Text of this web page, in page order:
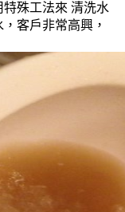
殊工法來 清洗水
客戶非常高興，